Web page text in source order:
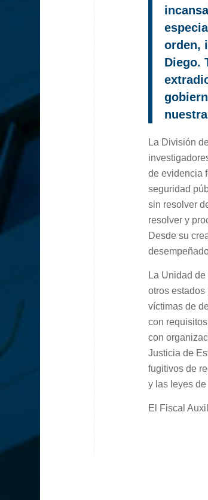
orden,
Diego.
La División
de evidencia
seguridad
sin resolver
resolver y
Desde su
La Unidad
otros
víctimas de
con
con
Justicia de
fugitivos de
y las leyes
El Fiscal